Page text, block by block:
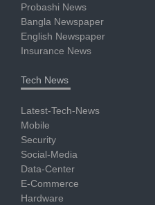
Probashi News
Bangla Newspaper
English Newspaper
Insurance News
Tech News
Latest-Tech-News
Mobile
Security
Social-Media
Data-Center
E-Commerce
Hardware